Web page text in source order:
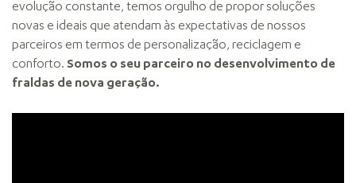
evolução constante, temos orgulho de propor soluções
novas e ideais que atendam às expectativas de nossos
parceiros em termos de personalização, reciclagem e
conforto. Somos o seu parceiro no desenvolvimento de
fraldas de nova geração.